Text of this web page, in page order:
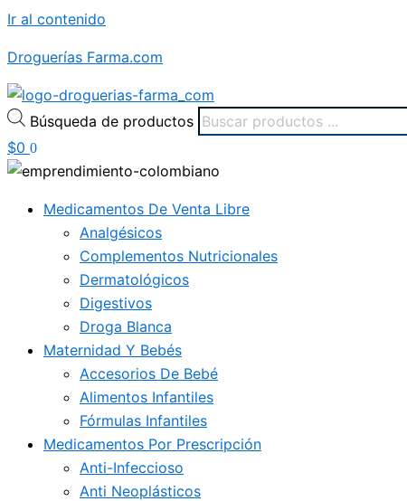
Ir al contenido
Droguerías Farma.com
Búsqueda de productos
$0 0
Medicamentos De Venta Libre
Analgésicos
Complementos Nutricionales
Dermatológicos
Digestivos
Droga Blanca
Maternidad Y Bebés
Accesorios De Bebé
Alimentos Infantiles
Fórmulas Infantiles
Medicamentos Por Prescripción
Anti-Infeccioso
Anti Neoplásticos